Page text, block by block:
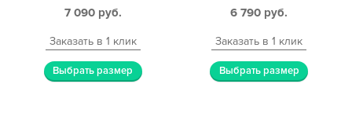
7 090 руб.
Заказать в 1 клик
Выбрать размер
6 790 руб.
Заказать в 1 клик
Выбрать размер